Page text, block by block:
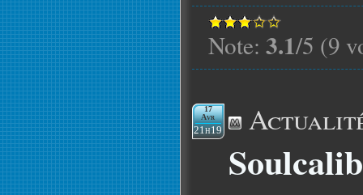
Note: 3.1/5 (9
17
Avr
21h19